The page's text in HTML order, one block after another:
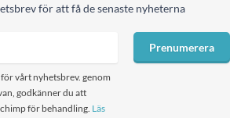
för att få de senaste nyheterna
vårt nyhetsbrev. genom
godkänner du att
för behandling. Läs
Prenumerera